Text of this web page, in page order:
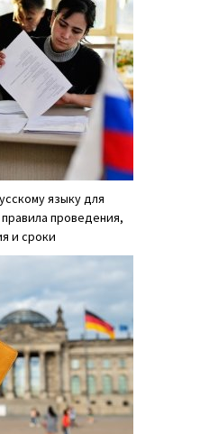
языку для
проведения,
и сроки